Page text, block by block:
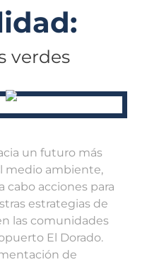
verdes
un futuro más
medio ambiente,
cabo acciones para
estrategias de
las comunidades
El Dorado.
de